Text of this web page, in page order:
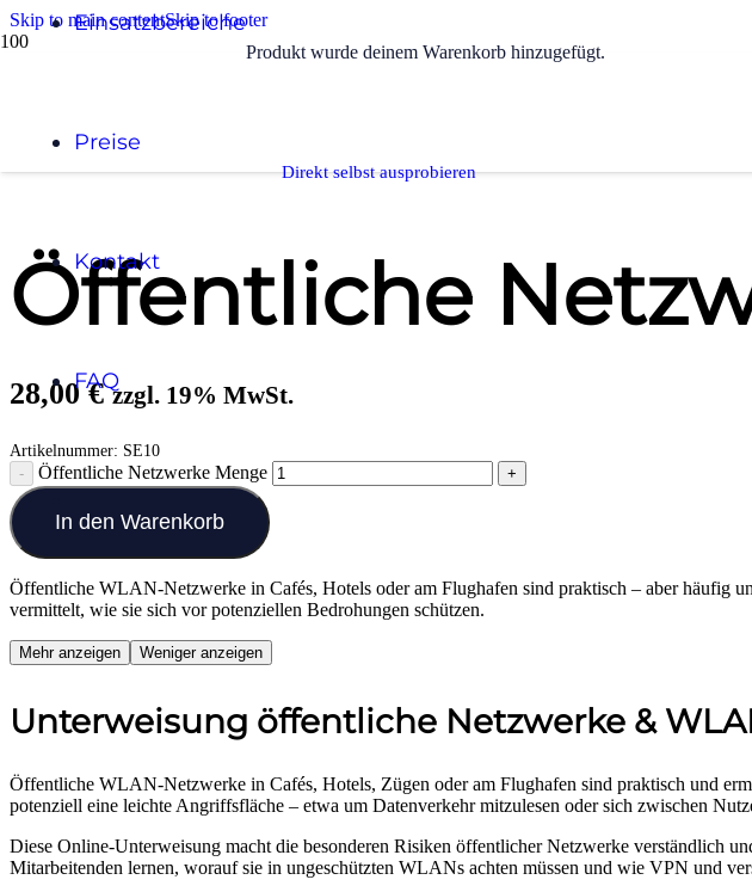
Skip to main contentSkip to footer
Einsatzbereiche
Preise
Kontakt
FAQ
Produkt wurde deinem Warenkorb hinzugefügt.
Direkt selbst ausprobieren
Öffentliche
28,00€ zzgl. 19% MwSt.
Artikelnummer: SE10
Öffentliche Netzwerke Menge
In den Warenkorb
Öffentliche WLAN-Netzwerke in Cafés, Hotels oder am Flughafen sind praktisch – aber häufig
vermittelt, wie sie sich vor potenziellen Bedrohungen schützen.
Mehr anzeigen Weniger anzeigen
Unterweisung öffentliche Netzwerke &
Öffentliche WLAN-Netzwerke in Cafés, Hotels, Zügen oder am Flughafen sind praktisch und
potenziell eine leichte Angriffsfläche – etwa um Datenverkehr mitzulesen oder sich zwischen
Diese Online-Unterweisung macht die besonderen Risiken öffentlicher Netzwerke verständlich
Mitarbeitenden lernen, worauf sie in ungeschützten WLANs achten müssen und wie VPN und